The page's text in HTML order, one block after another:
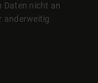
Daten nicht an
anderweitig